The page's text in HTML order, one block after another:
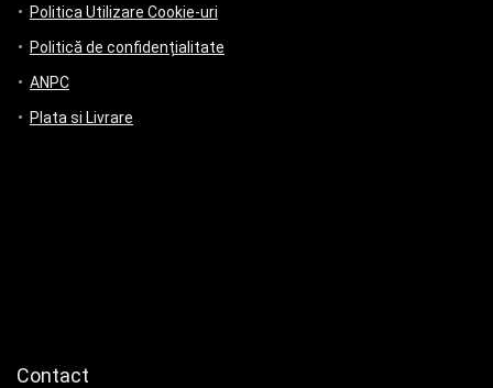
Politica Utilizare Cookie-uri
Politică de confidențialitate
ANPC
Plata si Livrare
Contact